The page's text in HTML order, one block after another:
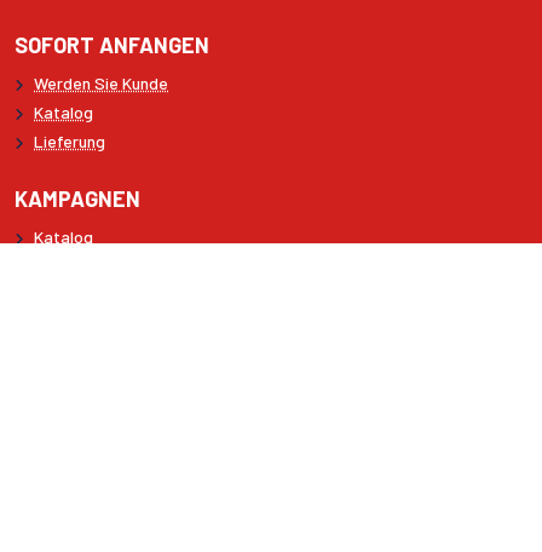
SOFORT ANFANGEN
Werden Sie Kunde
Katalog
Lieferung
KAMPAGNEN
Katalog